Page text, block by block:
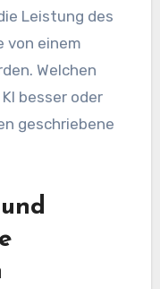
Leistung des
von einem
Welchen
besser oder
geschriebene